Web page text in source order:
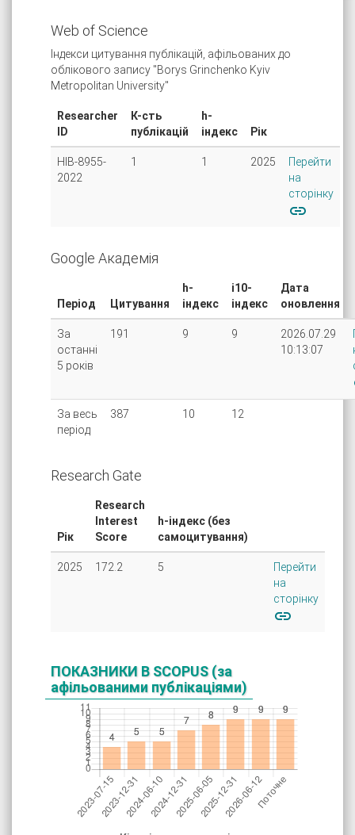
Web of Science
Індекси цитування публікацій, афільованих до
облікового запису "Borys Grinchenko Kyiv
Metropolitan University"
Researcher
ID
К-сть
публікацій
h-
індекс
Рік
HIB-8955-
2022
1 1 2025
Перейти
на
сторінку
link
Google Академія
Період Цитування
h-
індекс
i10-
індекс
Дата
оновлення
За
останні
5 років
191 9 9
2026.07.29
10:13:07
За весь
період
387 10 12
Research Gate
Рік
Research
Interest
Score
h-індекс (без
самоцитування)
2025 172.2 5
Перейти
на
сторінку
link
ПОКАЗНИКИ В SCOPUS (за
афільованими публікаціями)